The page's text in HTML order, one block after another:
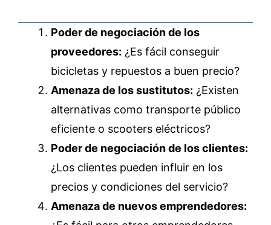
Poder de negociación de los
proveedores: ¿Es fácil conseguir
bicicletas y repuestos a buen precio?
Amenaza de los sustitutos: ¿Existen
alternativas como transporte público
eficiente o scooters eléctricos?
Poder de negociación de los clientes:
¿Los clientes pueden influir en los
precios y condiciones del servicio?
Amenaza de nuevos emprendedores: